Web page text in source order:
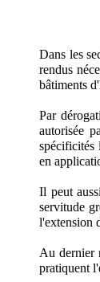
Dans les
rendus
bâtiments
Par
autorisée
spécificités
en
Il peut
servitude
l'extension
Au dernier
pratiquent